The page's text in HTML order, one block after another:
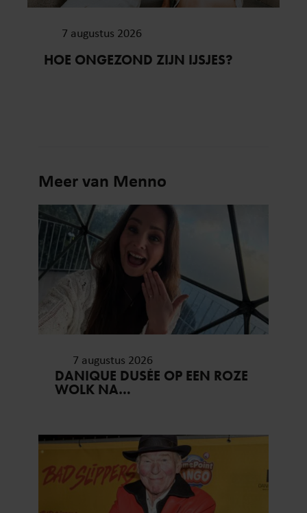
7 augustus 2026
HOE ONGEZOND ZIJN IJSJES?
Meer van Menno
7 augustus 2026
DANIQUE DUSÉE OP EEN ROZE
WOLK NA